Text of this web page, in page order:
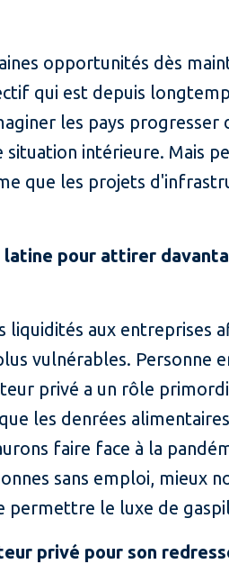
opportunités dès
qui est depuis
les pays progresser
intérieure. Mais
que les projets
pour attirer
aux entreprises
vulnérables. Personne
privé a un rôle
les denrées
faire face à la
sans emploi, mieux
permettre le luxe de
privé pour son